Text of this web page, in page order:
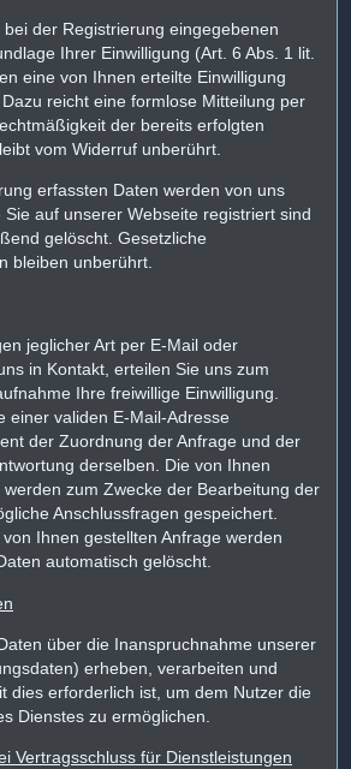
der Registrierung eingegebenen
Ihrer Einwilligung (Art. 6 Abs. 1 lit.
eine von Ihnen erteilte Einwilligung
reicht eine formlose Mitteilung per
der bereits erfolgten
vom Widerruf unberührt.
erfassten Daten werden von uns
auf unserer Webseite registriert sind
gelöscht. Gesetzliche
bleiben unberührt.
jeglicher Art per E-Mail oder
in Kontakt, erteilen Sie uns zum
Ihre freiwillige Einwilligung.
einer validen E-Mail-Adresse
der Zuordnung der Anfrage und der
derselben. Die von Ihnen
zum Zwecke der Bearbeitung der
Anschlussfragen gespeichert.
Ihnen gestellten Anfrage werden
automatisch gelöscht.
über die Inanspruchnahme unserer
erheben, verarbeiten und
dies erforderlich ist, um dem Nutzer die
Dienstes zu ermöglichen.
Vertragsschluss für Dienstleistungen